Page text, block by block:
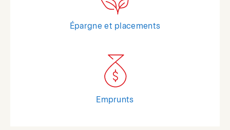
Épargne et placements
Emprunts